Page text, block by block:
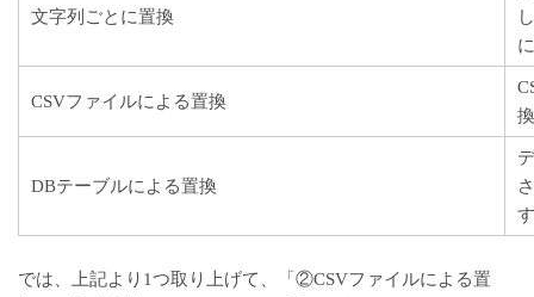
文字列ごとに置換
CSVファイルによる置換
DBテーブルによる置換
では、上記より1つ取り上げて、「②CSVファイルによる置